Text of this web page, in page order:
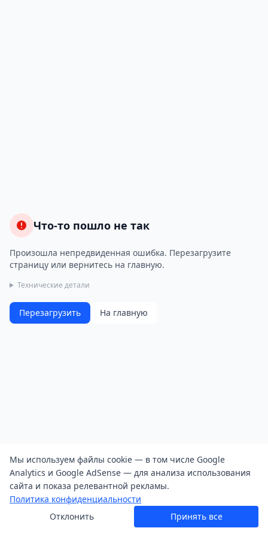
Что-то пошло не так
Произошла непредвиденная ошибка. Перезагрузите
страницу или вернитесь на главную.
Технические детали
Перезагрузить На главную
Мы используем файлы cookie — в том числе Google
Analytics и Google AdSense — для анализа использования
сайта и показа релевантной рекламы.
Политика конфиденциальности
Отклонить
Принять все